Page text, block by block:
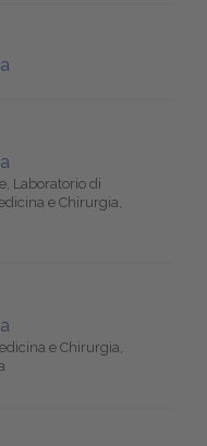
Laboratorio di
e Chirurgia,
e Chirurgia,